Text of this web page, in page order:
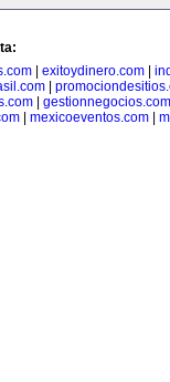
exitoydinero.com
|
| gestionnegocios.com
| mexicoeventos.com|